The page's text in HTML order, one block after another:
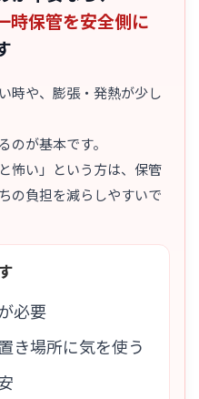
時保管を安全側に
時や、膨張・発熱が少し
のが基本です。
怖い」という方は、保管
の負担を減らしやすいで
必要
き場所に気を使う